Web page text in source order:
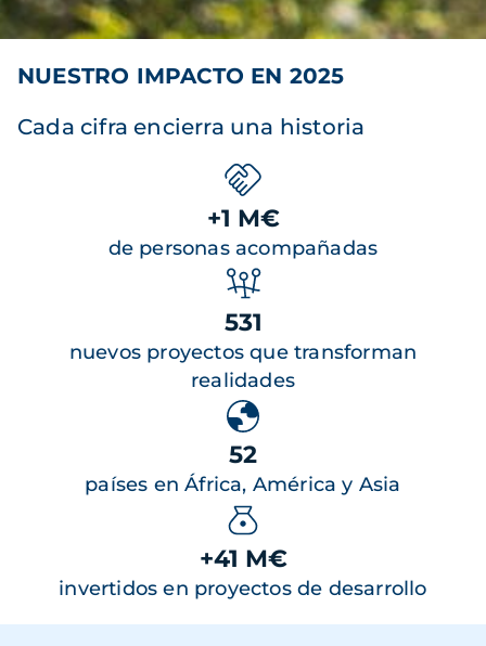
NUESTRO IMPACTO EN 2025
Cada cifra encierra una historia
+1 M€
de personas acompañadas
531
nuevos proyectos que transforman
realidades
52
países en África, América y Asia
+41 M€
invertidos en proyectos de desarrollo